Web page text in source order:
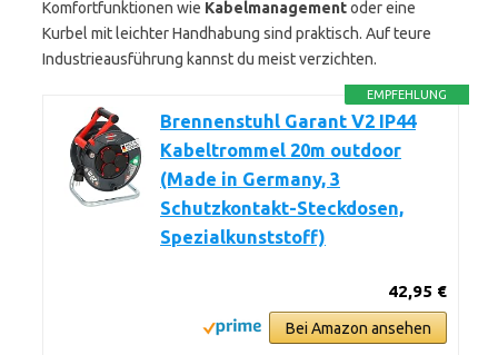
Komfortfunktionen wie Kabelmanagementoder eine
Kurbel mit leichter Handhabung sind praktisch. Auf teure
Industrieausführung kannst du meist verzichten.
EMPFEHLUNG
Brennenstuhl Garant V2 IP44
Kabeltrommel 20m outdoor
(Made in Germany, 3
Schutzkontakt-Steckdosen,
Spezialkunststoff)
42,95 €
Bei Amazon ansehen